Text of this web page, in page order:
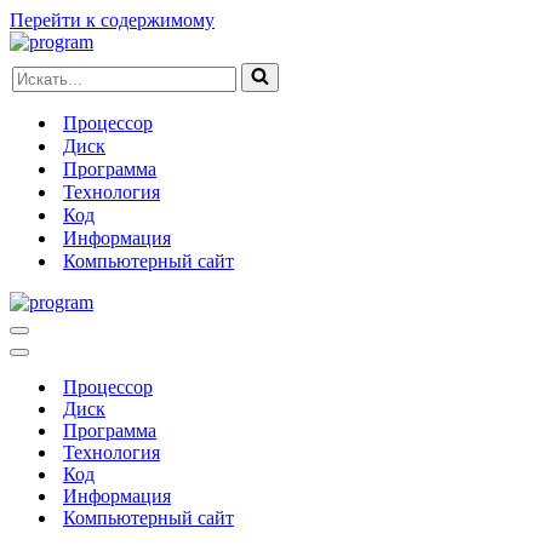
Перейти к содержимому
Искать...
Процессор
Диск
Программа
Технология
Код
Информация
Компьютерный сайт
Меню
навигации
Меню
навигацииПроцессор
Диск
Программа
Технология
Код
Информация
Компьютерный сайт